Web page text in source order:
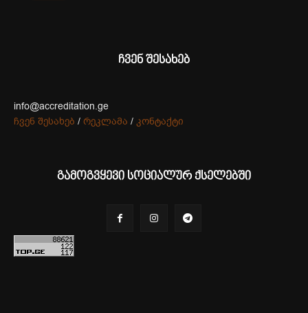
ჩვენ შესახებ
info@accreditation.ge
ჩვენ შესახებ / რეკლამა / კონტაქტი
გამოგვყევი სოციალურ ქსელებში